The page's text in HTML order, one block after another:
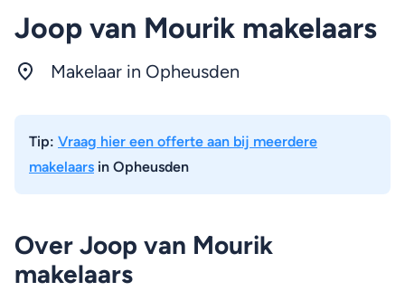
Joop van Mourik makelaars
Makelaar in Opheusden
Tip: Vraag hier een offerte aan bij meerdere
makelaars in Opheusden
Over Joop van Mourik
makelaars